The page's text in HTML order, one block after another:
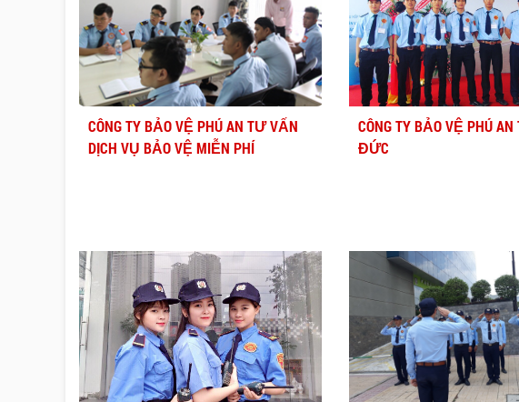
CÔNG TY BẢO VỆ PHÚ AN TƯ VẤN
DỊCH VỤ BẢO VỆ MIỄN PHÍ
CÔNG TY BẢO VỆ PHÚ
ĐỨC